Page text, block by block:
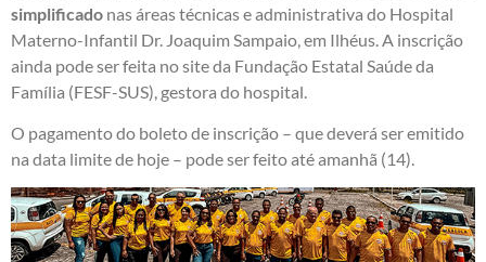
simplificado nas áreas técnicas e administrativa do Hospital
Materno-Infantil Dr. Joaquim Sampaio, em Ilhéus. A inscrição
ainda pode ser feita no site da Fundação Estatal Saúde da
Família (FESF-SUS), gestora do hospital.
O pagamento do boleto de inscrição – que deverá ser emitido
na data limite de hoje – pode ser feito até amanhã (14).